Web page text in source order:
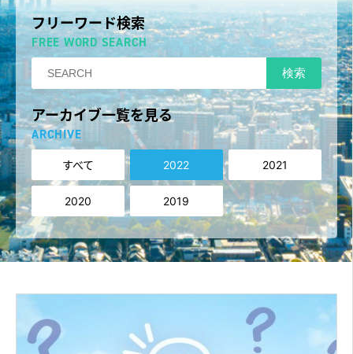
フリーワード検索
FREE WORD SEARCH
検索
アーカイブ一覧を見る
ARCHIVE
すべて 2022 2021
2020 2019